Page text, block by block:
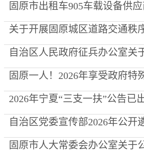
关于开展固原城区道路交通秩
2026年宁夏“三支一扶”公告已